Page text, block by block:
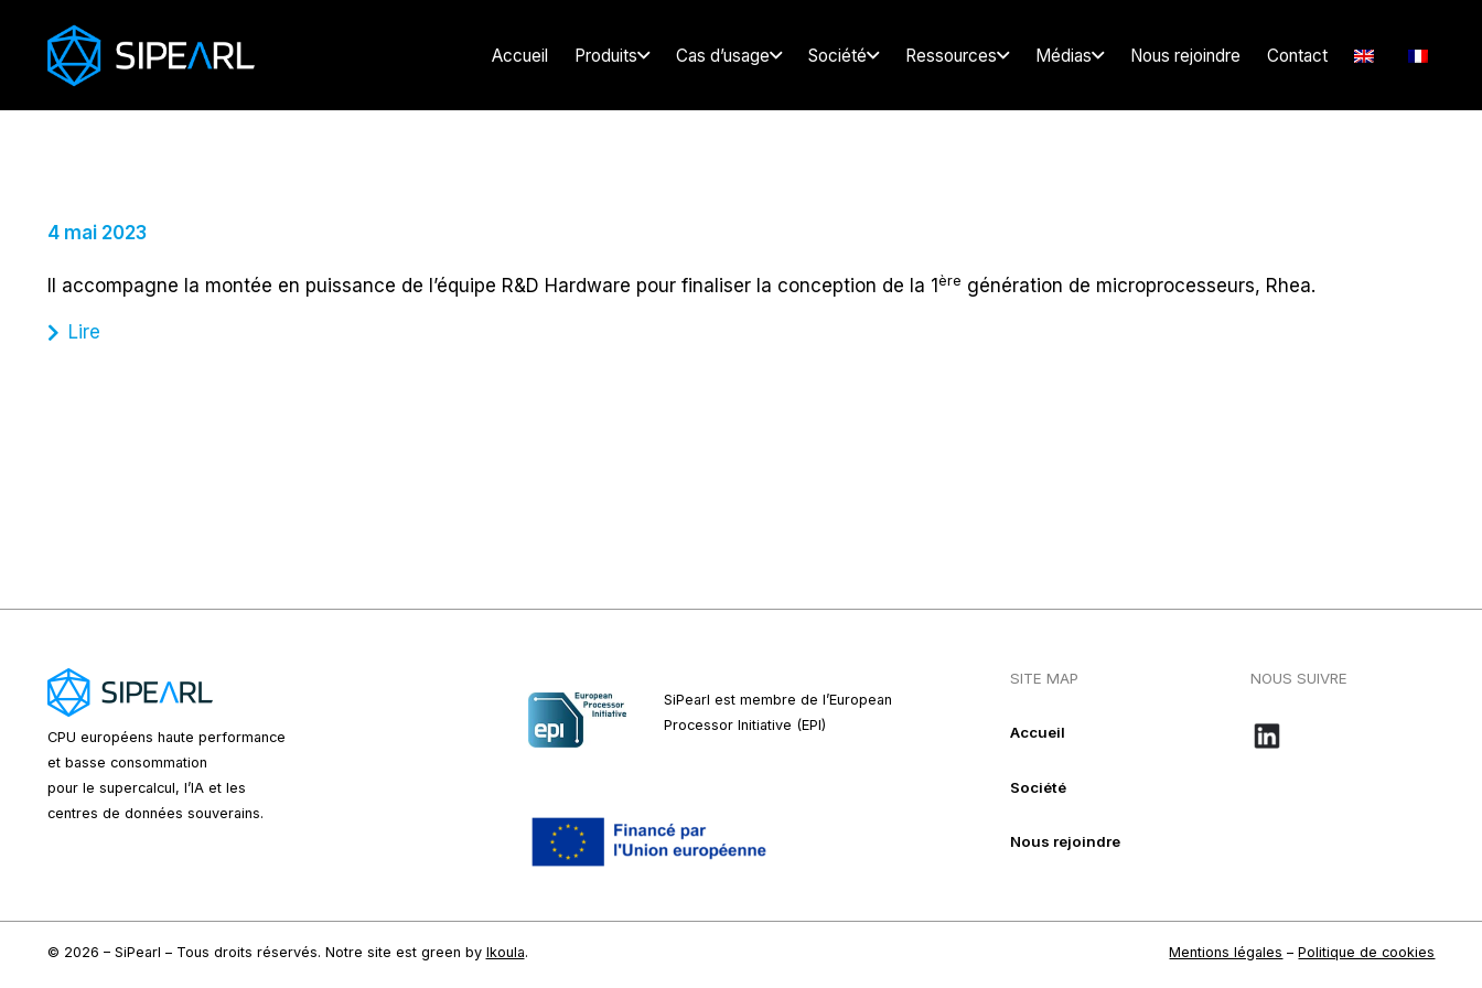
Accueil Produits Cas d’usage Société Ressources Médias Nous rejoindre Contact
4 mai 2023
Il accompagne la montée en puissance de l’équipe R&D Hardware pour finaliser la conception de la 1 ère génération de microprocesseurs, Rhea.
Lire
CPU européens haute performance
et basse consommation
pour le supercalcul, l’IA et les
centres de données souverains.
SiPearl est membre de l’European
Processor Initiative (EPI)
SITE MAP
Accueil
Société
Nous rejoindre
NOUS SUIVRE
© 2026 – SiPearl – Tous droits réservés. Notre site est green by Ikoula. Mentions légales –Politique de cookies